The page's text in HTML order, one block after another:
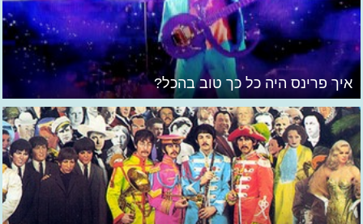
איך פרינס היה כל כך טוב בהכל?